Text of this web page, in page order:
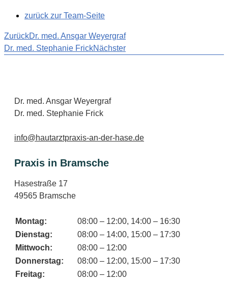
zurück zur Team-Seite
ZurückDr. med. Ansgar Weyergraf
Dr. med. Stephanie FrickNächster
Dr. med. Ansgar Weyergraf
Dr. med. Stephanie Frick
info@hautarztpraxis-an-der-hase.de
Praxis in Bramsche
Hasestraße 17
49565 Bramsche
Montag:
08:00 – 12:00, 14:00 – 16:30
Dienstag:
08:00 – 14:00, 15:00 – 17:30
Mittwoch:
08:00 – 12:00
Donnerstag:
08:00 – 12:00, 15:00 – 17:30
Freitag:
08:00 – 12:00